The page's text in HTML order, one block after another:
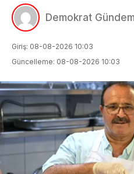
Demokrat Gündem
Giriş: 08-08-2026 10:03
Güncelleme: 08-08-2026 10:03